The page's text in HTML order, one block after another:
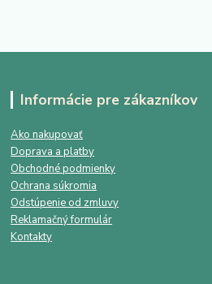
Informácie pre zákazníkov
Ako nakupovať
Doprava a platby
Obchodné podmienky
Ochrana súkromia
Odstúpenie od zmluvy
Reklamačný formulár
Kontakty